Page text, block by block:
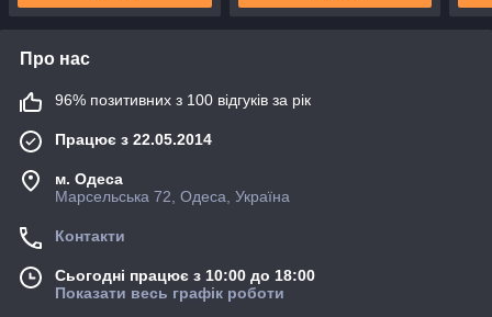
Про нас
96% позитивних з 100 відгуків за рік
Працює з 22.05.2014
м. Одеса
Марсельська 72, Одеса, Україна
Контакти
Сьогодні працює з 10:00 до 18:00
Показати весь графік роботи